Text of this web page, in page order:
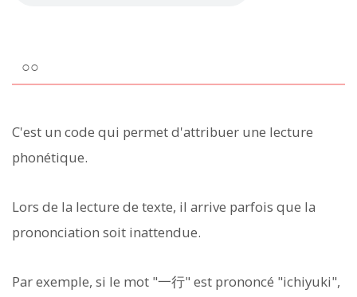
○○
C'est un code qui permet d'attribuer une lecture
phonétique.
Lors de la lecture de texte, il arrive parfois que la
prononciation soit inattendue.
Par exemple, si le mot "一行" est prononcé "ichiyuki",